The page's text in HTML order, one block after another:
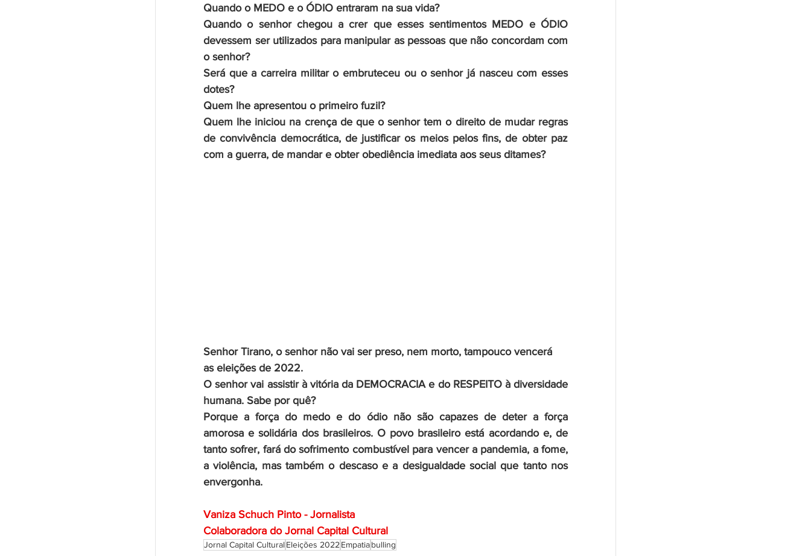
Quando o MEDO e o ÓDIO entraram na sua vida?
Quando o senhor chegou a crer que esses sentimentos MEDO e ÓDIO
devessem ser utilizados para manipular as pessoas que não concordam com
o senhor?
Será que a carreira militar o embruteceu ou o senhor já nasceu com esses
dotes?
Quem lhe apresentou o primeiro fuzil?
Quem lhe iniciou na crença de que o senhor tem o direito de mudar regras
de convivência democrática, de justificar os meios pelos fins, de obter paz
com a guerra, de mandar e obter obediência imediata aos seus ditames?
Senhor Tirano, o senhor não vai ser preso, nem morto, tampouco vencerá
as eleições de 2022.
O senhor vai assistir à vitória da DEMOCRACIA e do RESPEITO à diversidade
humana. Sabe por quê?
Porque a força do medo e do ódio não são capazes de deter a força
amorosa e solidária dos brasileiros. O povo brasileiro está acordando e, de
tanto sofrer, fará do sofrimento combustível para vencer a pandemia, a fome,
a violência, mas também o descaso e a desigualdade social que tanto nos
envergonha.
Vaniza Schuch Pinto - Jornalista
Colaboradora do Jornal Capital Cultural
Jornal Capital Cultural Eleições 2022 Empatiabulling